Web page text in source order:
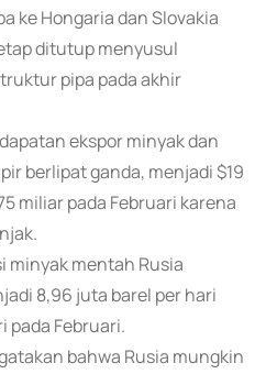
ke Hongaria dan Slovakia
ditutup menyusul
pipa pada akhir
ekspor minyak dan
berlipat ganda, menjadi $19
miliar pada Februari karena
minyak mentah Rusia
8,96 juta barel per hari
pada Februari.
bahwa Rusia mungkin